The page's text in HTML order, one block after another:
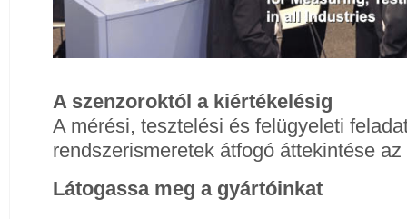
A szenzoroktól a kiértékelésig
A mérési, tesztelési és felügyeleti
rendszerismeretek átfogó áttekintése
Látogassa meg a gyártóinkat